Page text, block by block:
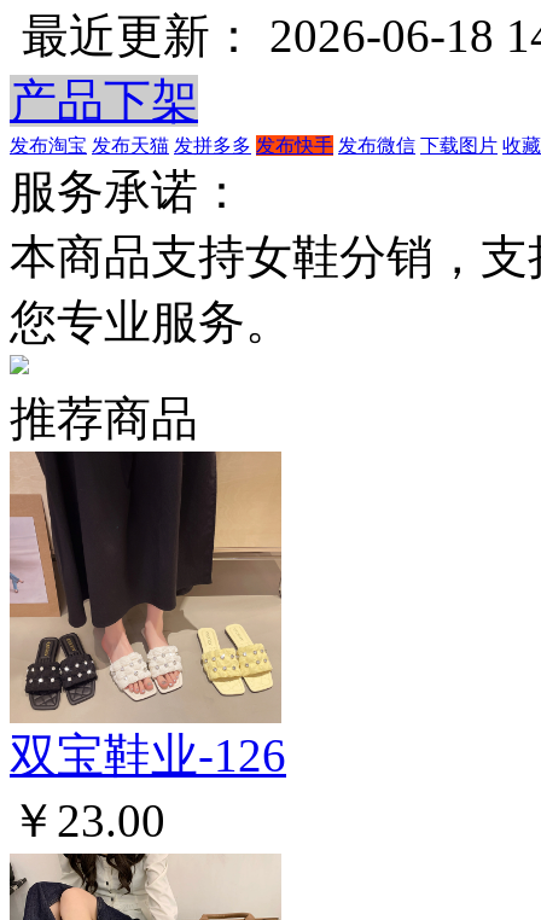
最近更新： 2026-06-18
产品下架
发布淘宝 发布天猫 发拼多多 发布快手 发布微信 下载图片 收
服务承诺：
本商品支持女鞋分销，
您专业服务。
推荐商品
双宝鞋业-126
￥23.00